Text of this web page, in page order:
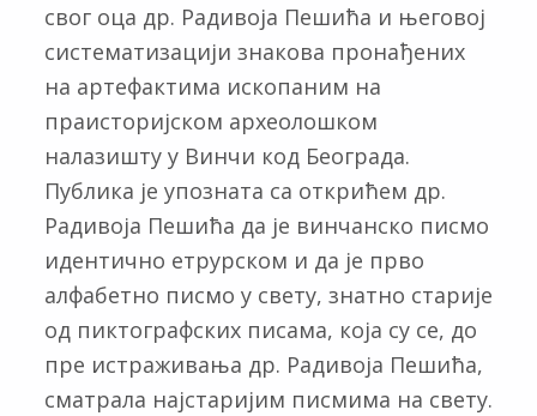
свог оца др. Радивоја Пешића и његовој
систематизацији знакова пронађених
на артефактима ископаним на
праисторијском археолошком
налазишту у Винчи код Београда.
Публика је упозната са открићем др.
Радивоја Пешића да је винчанско писмо
идентично етрурском и да је прво
алфабетно писмо у свету, знатно старије
од пиктографских писама, која су се, до
пре истраживања др. Радивоја Пешића,
сматрала најстаријим писмима на свету.